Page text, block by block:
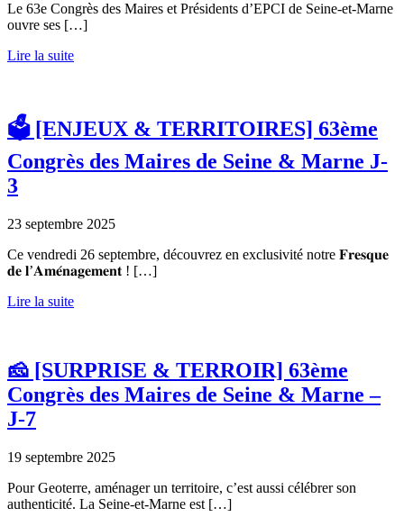
Le 63e Congrès des Maires et Présidents d’EPCI de Seine-et-Marne
ouvre ses […]
Lire la suite
🗳️ [ENJEUX & TERRITOIRES] 63ème
Congrès des Maires de Seine & Marne J-
3
23 septembre 2025
Ce vendredi 26 septembre, découvrez en exclusivité notre 𝐅𝐫𝐞𝐬𝐪𝐮𝐞
𝐝𝐞 𝐥’𝐀𝐦𝐞́𝐧𝐚𝐠𝐞𝐦𝐞𝐧𝐭 ! […]
Lire la suite
🧀 [SURPRISE & TERROIR] 63ème
Congrès des Maires de Seine & Marne –
J-7
19 septembre 2025
Pour Geoterre, aménager un territoire, c’est aussi célébrer son
authenticité. La Seine-et-Marne est […]